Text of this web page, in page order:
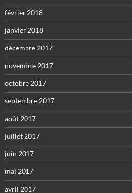
février 2018
janvier 2018
décembre 2017
novembre 2017
octobre 2017
septembre 2017
août 2017
juillet 2017
juin 2017
mai 2017
avril 2017